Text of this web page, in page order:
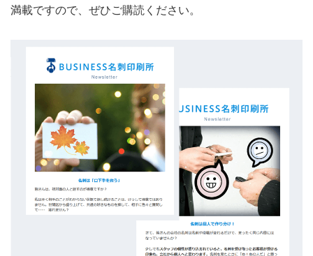
満載ですので、ぜひご購読ください。